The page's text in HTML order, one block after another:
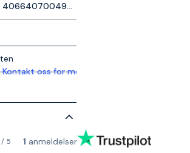
4066407004979
Kontakt oss for mer informasjon
/ 5 1 anmeldelser